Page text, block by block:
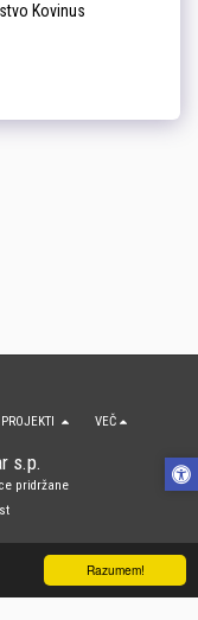
Razumem!
Kovinus
s.p.
pridržane
VEČ
NAROČITE SE